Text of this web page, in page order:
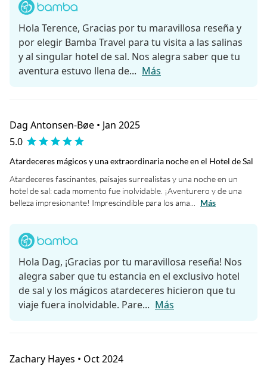
Hola Terence, Gracias por tu maravillosa reseña y
por elegir Bamba Travel para tu visita a las salinas
y al singular hotel de sal. Nos alegra saber que tu
aventura estuvo llena de... Más
Dag Antonsen-Bøe • Jan 2025
5.0
Atardeceres mágicos y una extraordinaria noche en el Hotel de Sal
Atardeceres fascinantes, paisajes surrealistas y una noche en un
hotel de sal: cada momento fue inolvidable. ¡Aventurero y de una
belleza impresionante! Imprescindible para los ama...
Más
Hola Dag, ¡Gracias por tu maravillosa reseña! Nos
alegra saber que tu estancia en el exclusivo hotel
de sal y los mágicos atardeceres hicieron que tu
viaje fuera inolvidable. Pare... Más
Zachary Hayes • Oct 2024